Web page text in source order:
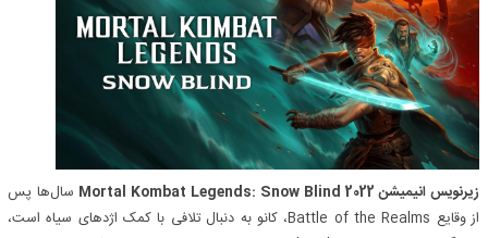
زیرنویس انیمیشن Mortal Kombat Legends: Snow Blind 2022
سال‌ها پس
از وقایع Battle of the Realms، کانو به دنبال تلافی با کمک اژدهای سیاه است،